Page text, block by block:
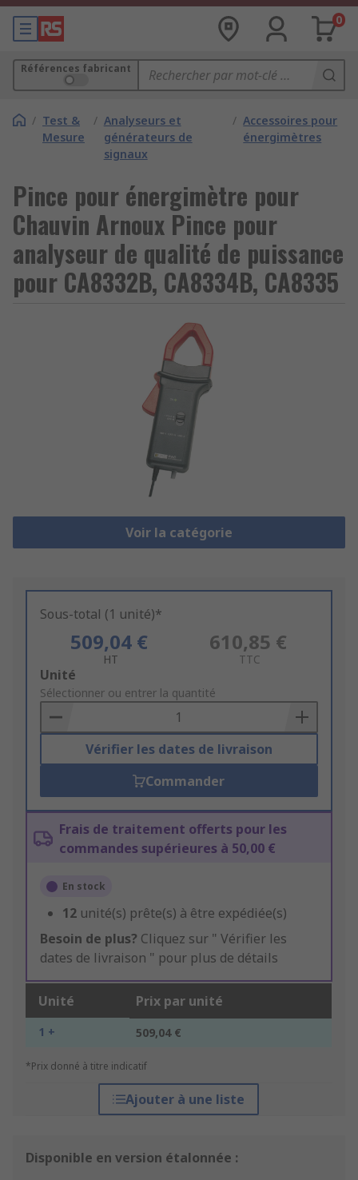
0
Références fabricant
/ Test &
Mesure
/ Analyseurs et
générateurs de
signaux
/ Accessoires pour
énergimètres
Pince pour énergimètre pour
Chauvin Arnoux Pince pour
analyseur de qualité de puissance
pour CA8332B, CA8334B, CA8335
Voir la catégorie
Sous-total (1 unité)*
509,04 €
HT
610,85 €
TTC
Add
to
Basket
Unité
Sélectionner ou entrer la quantité
Vérifier les dates de livraison
Commander
Frais de traitement offerts pour les
commandes supérieures à 50,00 €
En stock
12 unité(s) prête(s) à être expédiée(s)
Besoin de plus? Cliquez sur " Vérifier les
dates de livraison " pour plus de détails
Unité Prix par unité
1 + 509,04 €
*Prix donné à titre indicatif
Ajouter à une liste
Disponible en version étalonnée :